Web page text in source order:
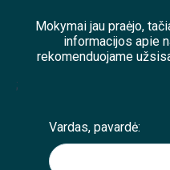
Mokymai jau praėjo,
informacijos apie
rekomenduojame
;
Vardas, pavardė: